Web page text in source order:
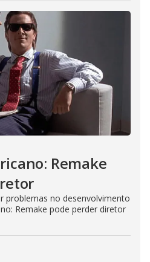
Remake
problemas no desenvolvimento
Remake pode perder diretor